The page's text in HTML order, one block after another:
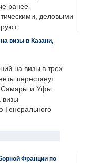
ранее
деловыми
визы в Казани,
на визы в трех
перестанут
Самары и Уфы.
визы
Генерального
Франции по